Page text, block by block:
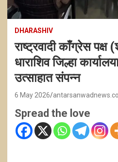
DHARASHIV
राष्ट्रवादी काँग्रेस पक्ष
धाराशिव जिल्हा
उत्साहात संपन्न
6 May 2026
Spread the love